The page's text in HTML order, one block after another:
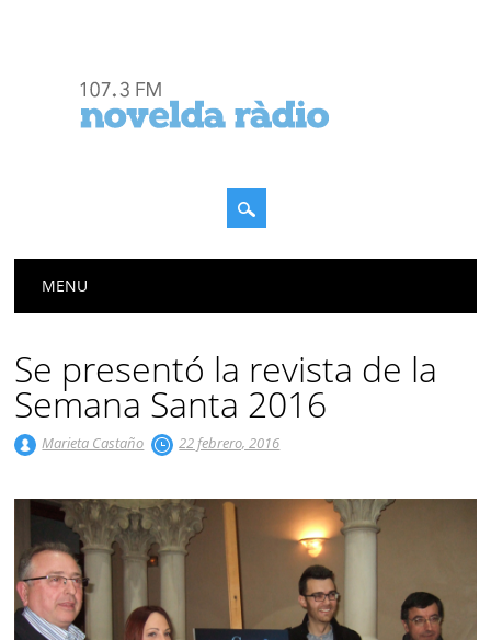
Menú principal
MENU
Se presentó la revista de la
Semana Santa 2016
Marieta Castaño 22 febrero, 2016